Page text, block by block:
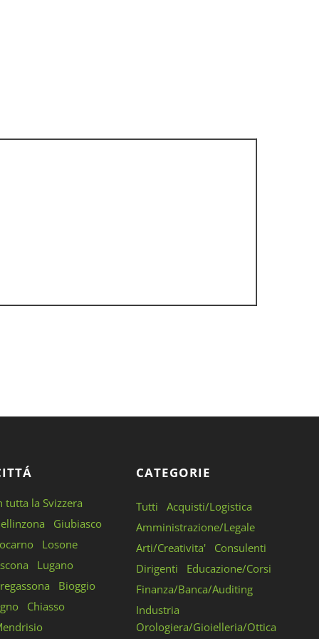
tutta la Svizzera
Giubiasco
Losone
Lugano
Bioggio
Chiasso
CATEGORIE
Tutti
Acquisti/Logistica
Amministrazione/Legale
Arti/Creativita'
Consulenti
Dirigenti
Educazione/Corsi
Finanza/Banca/Auditing
Industria
Orologiera/Gioielleria/Ottica